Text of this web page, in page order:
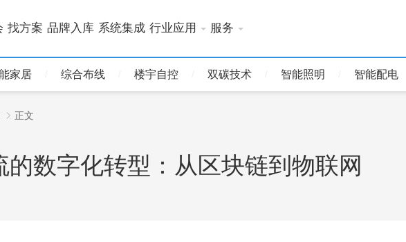
找方案 品牌入库 系统集成 行业应用 服务
家居 综合布线 楼宇自控 双碳技术 智能照明 智能配电
正文
的数字化转型：从区块链到物联网